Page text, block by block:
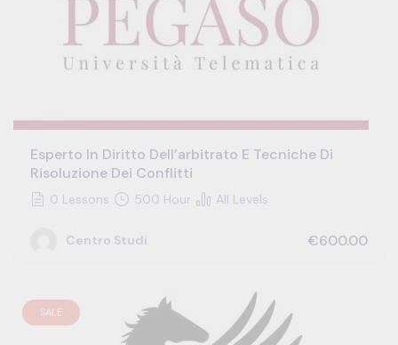
Esperto In Diritto Dell’arbitrato E Tecniche Di
Risoluzione Dei Conflitti
0 Lessons 500 Hour All Levels
Centro Studi €600.00
SALE